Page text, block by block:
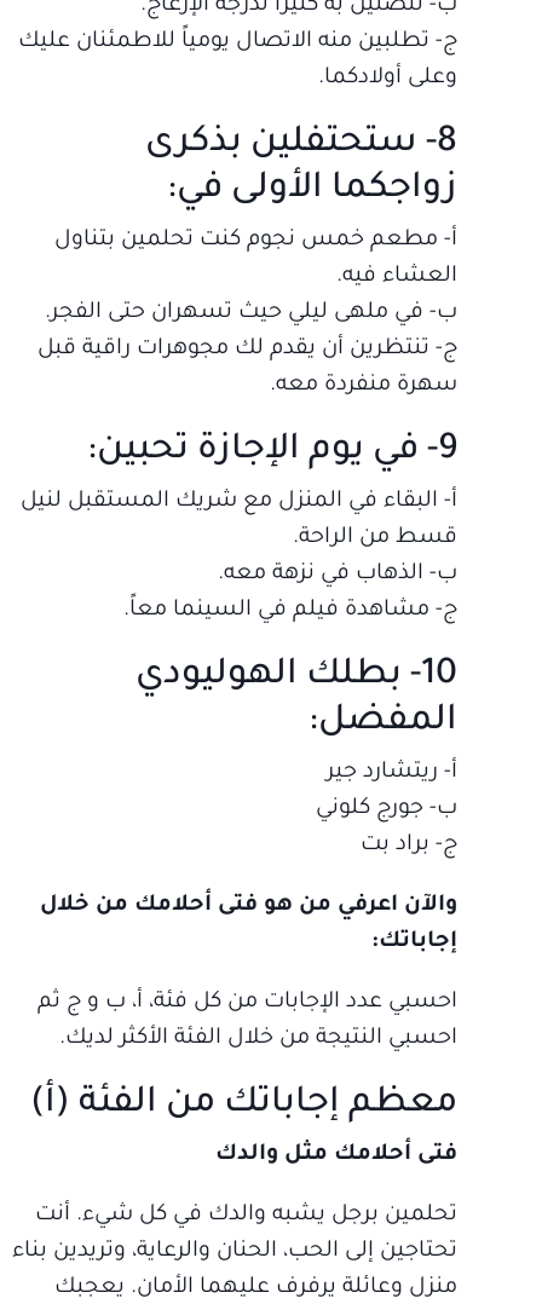
ب‌- تتصلين به كثيراً لدرجة الإزعاج.
ج- تطلبين منه الاتصال يومياً للاطمئنان عليك
وعلى أولادكما.
8- ستحتفلين بذكرى
زواجكما الأولى في:
أ‌- مطعم خمس نجوم كنت تحلمين بتناول
العشاء فيه.
ب‌- في ملهى ليلي حيث تسهران حتى الفجر.
ج‌- تنتظرين أن يقدم لك مجوهرات راقية قبل
سهرة منفردة معه.
9- في يوم الإجازة تحبين:
أ‌- البقاء في المنزل مع شريك المستقبل لنيل
قسط من الراحة.
ب‌- الذهاب في نزهة معه.
ج- مشاهدة فيلم في السينما معاً.
10- بطلك الهوليودي
المفضل:
أ‌- ريتشارد جير
ب‌- جورج كلوني
ج- براد بت
والآن اعرفي من هو فتى أحلامك من خلال
إجاباتك:
احسبي عدد الإجابات من كل فئة، أ، ب و ج ثم
احسبي النتيجة من خلال الفئة الأكثر لديك.
معظم إجاباتك من الفئة (أ)
فتى أحلامك مثل والدك
تحلمين برجل يشبه والدك في كل شيء. أنت
تحتاجين إلى الحب، الحنان والرعاية، وتريدين بناء
منزل وعائلة يرفرف عليهما الأمان. يعجبك